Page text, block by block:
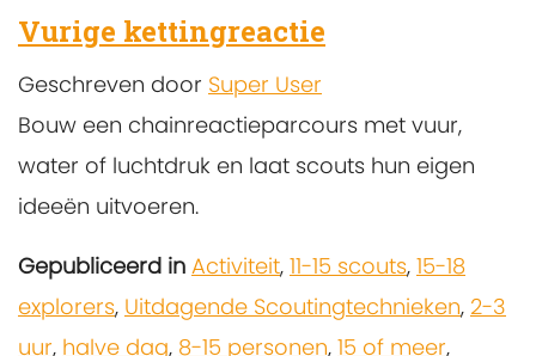
Vurige kettingreactie
Geschreven door Super User
Bouw een chainreactieparcours met vuur,
water of luchtdruk en laat scouts hun eigen
ideeën uitvoeren.
Gepubliceerd in Activiteit, 11-15 scouts, 15-18
explorers, Uitdagende Scoutingtechnieken, 2-3
uur, halve dag, 8-15 personen, 15 of meer,